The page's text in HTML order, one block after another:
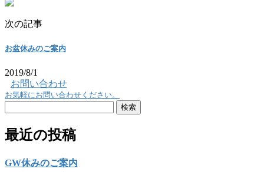
次の記事
お盆休みのご案内
2019/8/1
お問い合わせ
お気軽にお問い合わせください。
最近の投稿
GW休みのご案内